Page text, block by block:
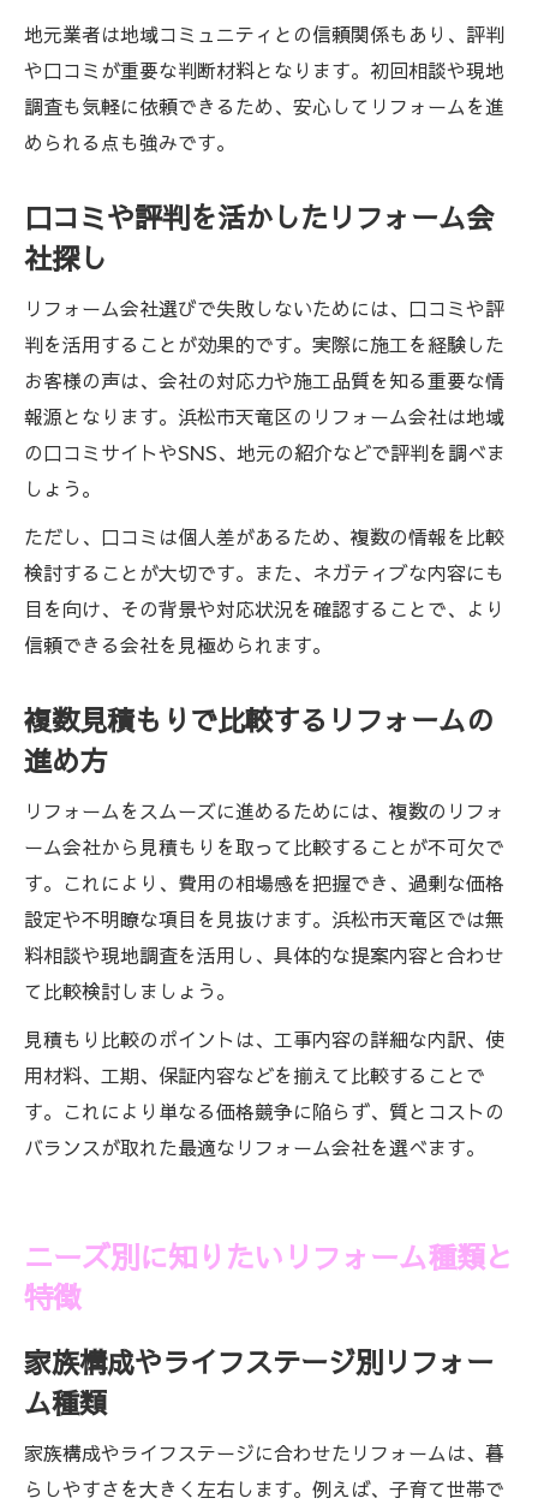
地元業者は地域コミュニティとの信頼関係もあり、評判
や口コミが重要な判断材料となります。初回相談や現地
調査も気軽に依頼できるため、安心してリフォームを進
められる点も強みです。
口コミや評判を活かしたリフォーム会
社探し
リフォーム会社選びで失敗しないためには、口コミや評
判を活用することが効果的です。実際に施工を経験した
お客様の声は、会社の対応力や施工品質を知る重要な情
報源となります。浜松市天竜区のリフォーム会社は地域
の口コミサイトやSNS、地元の紹介などで評判を調べま
しょう。
ただし、口コミは個人差があるため、複数の情報を比較
検討することが大切です。また、ネガティブな内容にも
目を向け、その背景や対応状況を確認することで、より
信頼できる会社を見極められます。
複数見積もりで比較するリフォームの
進め方
リフォームをスムーズに進めるためには、複数のリフォ
ーム会社から見積もりを取って比較することが不可欠で
す。これにより、費用の相場感を把握でき、過剰な価格
設定や不明瞭な項目を見抜けます。浜松市天竜区では無
料相談や現地調査を活用し、具体的な提案内容と合わせ
て比較検討しましょう。
見積もり比較のポイントは、工事内容の詳細な内訳、使
用材料、工期、保証内容などを揃えて比較することで
す。これにより単なる価格競争に陥らず、質とコストの
バランスが取れた最適なリフォーム会社を選べます。
ニーズ別に知りたいリフォーム種類と
特徴
家族構成やライフステージ別リフォー
ム種類
家族構成やライフステージに合わせたリフォームは、暮
らしやすさを大きく左右します。例えば、子育て世帯で